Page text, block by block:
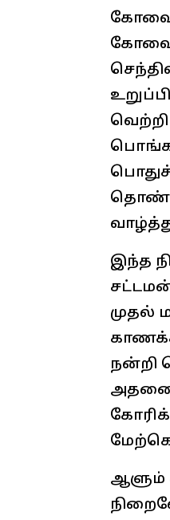
கோவை
கோவை
இந்த
முதல்
நன்றி
அதனை
ஆளும்